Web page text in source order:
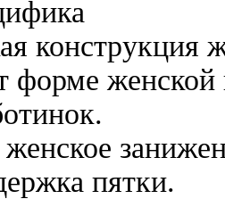
конструкция
форме
пятки.